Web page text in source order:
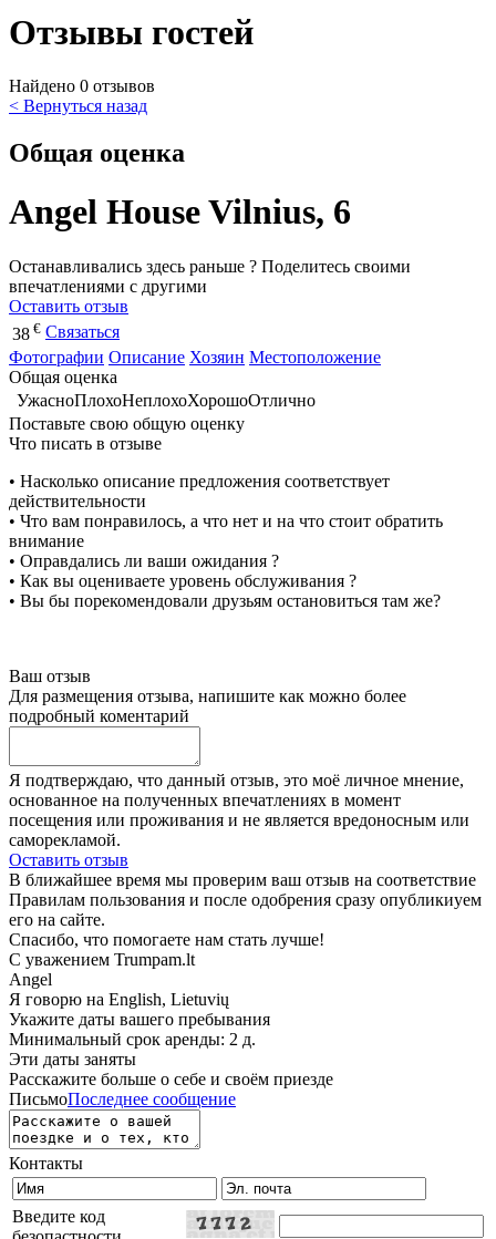
Отзывы гостей
Найдено 0 отзывов
< Вернуться назад
Общая оценка
Angel House Vilnius, 6
Останавливались здесь раньше ? Поделитесь своими
впечатлениями с другими
Оставить отзыв
38 € Связаться
Фотографии Описание Хозяин Местоположение
Общая оценка
УжасноПлохоНеплохоХорошоОтлично
Поставьте свою общую оценку
Что писать в отзыве
• Насколько описание предложения соответствует
действительности
• Что вам понравилось, а что нет и на что стоит обратить
внимание
• Оправдались ли ваши ожидания ?
• Как вы оцениваете уровень обслуживания ?
• Вы бы порекомендовали друзьям остановиться там же?
Ваш отзыв
Для размещения отзыва, напишите как можно более
подробный коментарий
Я подтверждаю, что данный отзыв, это моё личное мнение,
основанное на полученных впечатлениях в момент
посещения или проживания и не является вредоносным или
саморекламой.
Оставить отзыв
В ближайшее время мы проверим ваш отзыв на соответствие
Правилам пользования и после одобрения сразу опубликиуем
его на сайте.
Спасибо, что помогаете нам стать лучше!
С уважением Trumpam.lt
Angel
Я говорю на English, Lietuvių
Укажите даты вашего пребывания
Минимальный срок аренды: 2 д.
Эти даты заняты
Расскажите больше о себе и своём приезде
ПисьмоПоследнее сообщение
Контакты
Введите код